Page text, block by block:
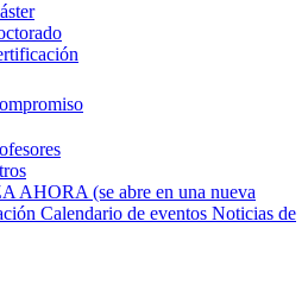
AHORA (se abre en una nueva
Calendario de eventos Noticias de